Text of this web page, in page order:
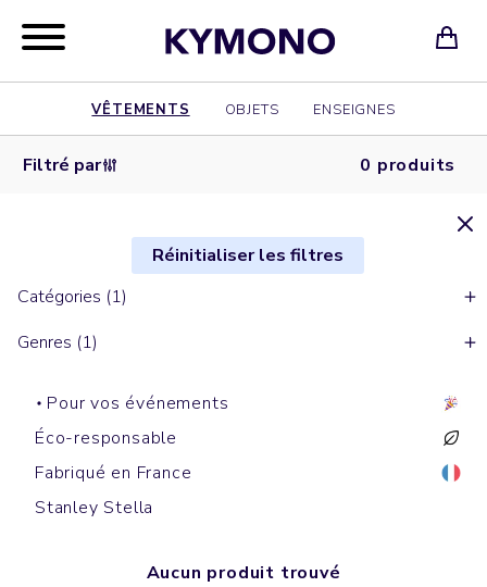
VÊTEMENTS OBJETS ENSEIGNES
Filtré par 0 produits
Réinitialiser les filtres
Catégories (1)
Genres (1)
Pour vos événements
Éco-responsable
Fabriqué en France
Stanley Stella
Aucun produit trouvé